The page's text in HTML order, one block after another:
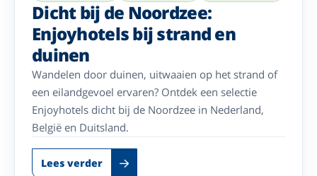
Dicht bij de Noordzee:
Enjoyhotels bij strand en
duinen
Wandelen door duinen, uitwaaien op het strand of
een eilandgevoel ervaren? Ontdek een selectie
Enjoyhotels dicht bij de Noordzee in Nederland,
België en Duitsland.
Lees verder